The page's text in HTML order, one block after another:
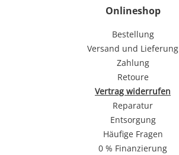
Onlineshop
Bestellung
Versand und Lieferung
Zahlung
Retoure
Vertrag widerrufen
Reparatur
Entsorgung
Häufige Fragen
0 % Finanzierung